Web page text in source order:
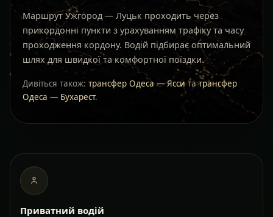
Маршрут Ужгород — Луцьк проходить через
прикордонні пункти з урахуванням трафіку та часу
проходження кордону. Водій підбирає оптимальний
шлях для швидкої та комфортної поїздки.
Дивіться також: трансфер Одеса — Ясситатрансфер
Одеса — Бухарест.
Приватний водій